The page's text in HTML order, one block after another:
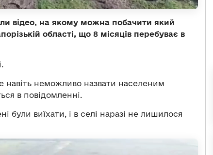
відео, на якому можна побачити який
області, що 8 місяців перебуває в
навіть неможливо назвати населеним
в повідомленні.
були виїхати, і в селі наразі не лишилося